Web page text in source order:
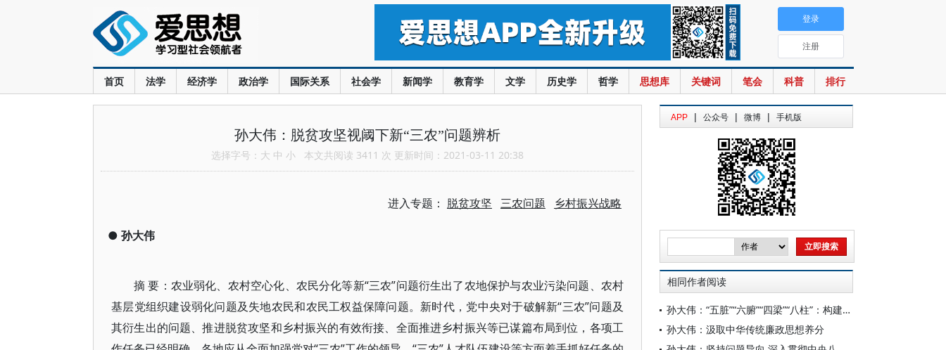
首页 法学 经济学 政治学 国际关系 社会学 新闻学 教育学 文学 历史学 哲学 思想库 关键词 笔会 科普 排行
登录
注册
孙大伟：脱贫攻坚视阈下新“三农”问题辨析
选择字号： 大 中 小 本文共阅读 3411 次 更新时间：2021-03-11 20:38
进入专题： 脱贫攻坚 三农问题 乡村振兴战略
● 孙大伟
摘 要：农业弱化、农村空心化、农民分化等新“三农”问题衍生出了农地保护与农业污染问题、农村
基层党组织建设弱化问题及失地农民和农民工权益保障问题。新时代，党中央对于破解新“三农”问题及
其衍生出的问题、推进脱贫攻坚和乡村振兴的有效衔接、全面推进乡村振兴等已谋篇布局到位，各项工
APP | 公众号 | 微博 | 手机版
相同作者阅读
孙大伟：“五脏”“六腑”“四梁”“八柱”：构建中国纪检监察学自主知识体系的着力点
孙大伟：汲取中华传统廉政思想养分